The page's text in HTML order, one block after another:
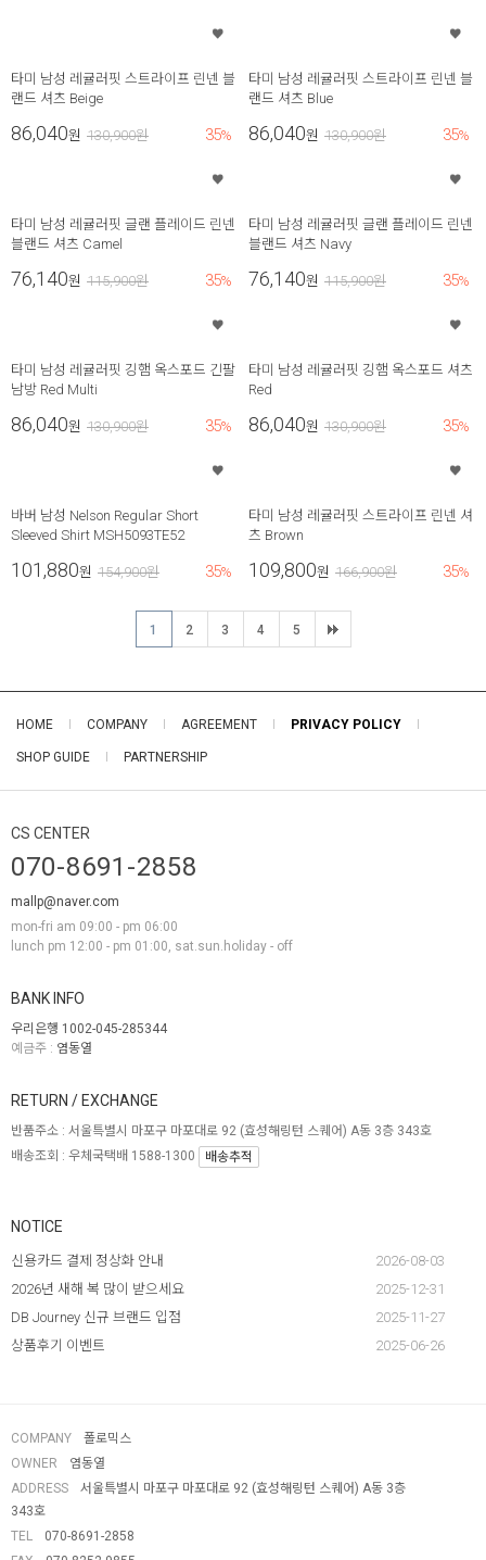
타미 남성 레귤러핏 스트라이프 린넨 블
랜드 셔츠 Beige
86,040원 130,900원 35%
타미 남성 레귤러핏 스트라이프 린넨 블
랜드 셔츠 Blue
86,040원 130,900원 35%
타미 남성 레귤러핏 글랜 플레이드 린넨
블랜드 셔츠 Camel
76,140원 115,900원 35%
타미 남성 레귤러핏 글랜 플레이드 린넨
블랜드 셔츠 Navy
76,140원 115,900원 35%
타미 남성 레귤러핏 깅햄 옥스포드 긴팔
남방 Red Multi
86,040원 130,900원 35%
타미 남성 레귤러핏 깅햄 옥스포드 셔츠
Red
86,040원 130,900원 35%
바버 남성 Nelson Regular Short
Sleeved Shirt MSH5093TE52
101,880원 154,900원 35%
타미 남성 레귤러핏 스트라이프 린넨 셔
츠 Brown
109,800원 166,900원 35%
1 2 3 4 5
HOME COMPANY AGREEMENT PRIVACY POLICY
SHOP GUIDE PARTNERSHIP
CS CENTER
070-8691-2858
mallp@naver.com
mon-fri am 09:00 - pm 06:00
lunch pm 12:00 - pm 01:00, sat.sun.holiday - off
BANK INFO
우리은행 1002-045-285344
예금주 : 염동열
RETURN / EXCHANGE
반품주소 : 서울특별시 마포구 마포대로 92 (효성해링턴 스퀘어) A동 3층 343호
배송조회 : 우체국택배 1588-1300
배송추적
NOTICE
신용카드 결제 정상화 안내
2026-08-03
2026년 새해 복 많이 받으세요
2025-12-31
DB Journey 신규 브랜드 입점
2025-11-27
상품후기 이벤트
2025-06-26
COMPANY
폴로믹스
OWNER
염동열
ADDRESS
서울특별시 마포구 마포대로 92 (효성해링턴 스퀘어) A동 3층
343호
TEL
070-8691-2858